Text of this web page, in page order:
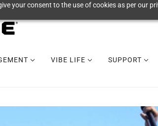
your consent to the use of cookies as per our
VIBE LIFE SUPPORT